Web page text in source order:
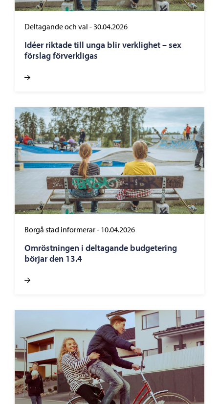
Deltagande och val -30.04.2026
Idéer riktade till unga blir verklighet – sex
förslag förverkligas
Borgå stad informerar- 10.04.2026
Omröstningen i deltagande budgetering
börjar den 13.4